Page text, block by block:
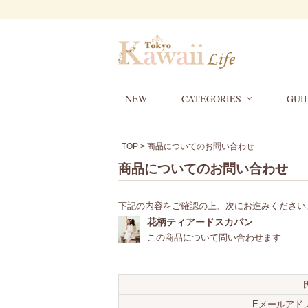
NEW CATEGORIES
TOP > 商品についてのお問い合わせ
商品についてのお問い合わせ
下記の内容をご確認の上、次にお進みください
花柄ティアードスカパン
この商品について問い合わせます
Eメールアド